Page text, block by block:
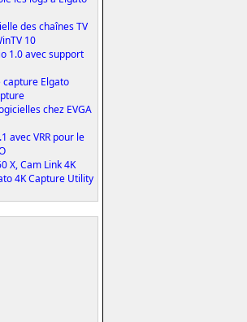
des chaînes TV
10
1.0 avec support
capture Elgato
chez EVGA
avec VRR pour le
X, Cam Link 4K
4K Capture Utility